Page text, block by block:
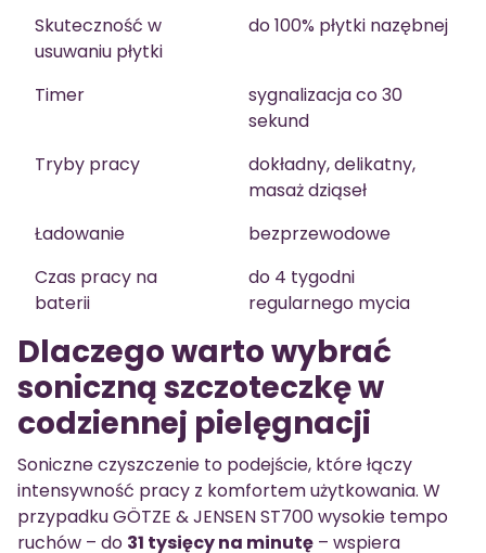
Skuteczność w
usuwaniu płytki
do 100% płytki nazębnej
Timer
sygnalizacja co 30
sekund
Tryby pracy
dokładny, delikatny,
masaż dziąseł
Ładowanie
bezprzewodowe
Czas pracy na
baterii
do 4 tygodni
regularnego mycia
Dlaczego warto wybrać
soniczną szczoteczkę w
codziennej pielęgnacji
Soniczne czyszczenie to podejście, które łączy
intensywność pracy z komfortem użytkowania. W
przypadku GÖTZE & JENSEN ST700 wysokie tempo
ruchów – do 31 tysięcy na minutę – wspiera